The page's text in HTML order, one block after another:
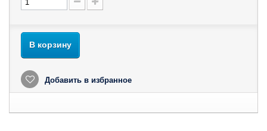
В корзину
Добавить в избранное